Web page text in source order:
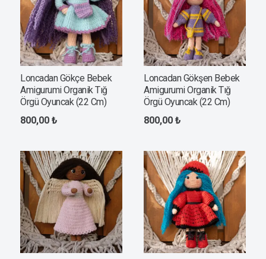
Loncadan Gökçe Bebek
Amigurumi Organik Tığ
Örgü Oyuncak (22 Cm)
800,00 ₺
Loncadan Gökşen Bebek
Amigurumi Organik Tığ
Örgü Oyuncak (22 Cm)
800,00 ₺